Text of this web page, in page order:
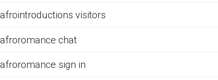
afrointroductions visitors
afroromance chat
afroromance sign in